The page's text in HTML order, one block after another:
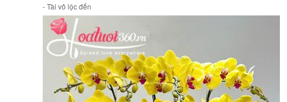
- Tài vô lộc đến